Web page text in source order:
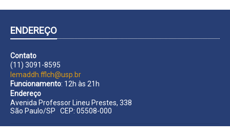
ENDEREÇO
Contato
(11) 3091-8595
lemaddh.fflch@usp.br
Funcionamento: 12h às 21h
Endereço
Avenida Professor Lineu Prestes, 338
São Paulo/SP CEP: 05508-000